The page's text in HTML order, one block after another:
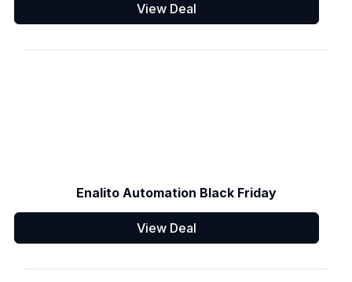
View Deal
Enalito Automation Black Friday
View Deal